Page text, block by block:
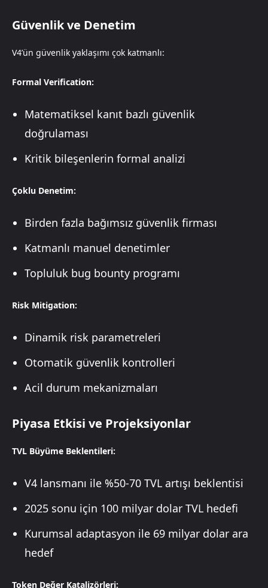
Güvenlik ve Denetim
V4’ün güvenlik yaklaşımı çok katmanlı:
Formal Verification:
Matematiksel kanıt bazlı güvenlik
doğrulaması
Kritik bileşenlerin formal analizi
Çoklu Denetim:
Birden fazla bağımsız güvenlik firması
Katmanlı manuel denetimler
Topluluk bug bounty programı
Risk Mitigation:
Dinamik risk parametreleri
Otomatik güvenlik kontrolleri
Acil durum mekanizmaları
Piyasa Etkisi ve Projeksiyonlar
TVL Büyüme Beklentileri:
V4 lansmanı ile %50-70 TVL artışı beklentisi
2025 sonu için 100 milyar dolar TVL hedefi
Kurumsal adaptasyon ile 69 milyar dolar ara
hedef
Token Değer Katalizörleri: